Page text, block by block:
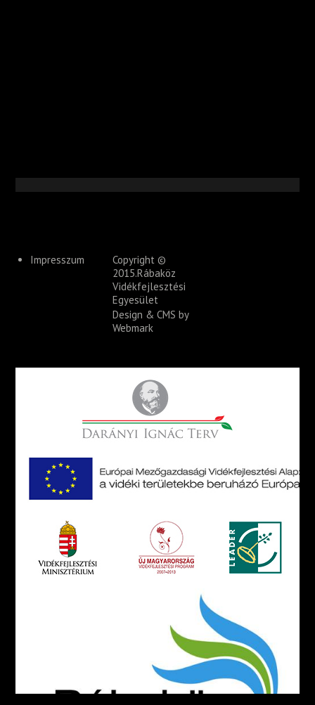
Impresszum
Copyright ©
2015.Rábaköz
Vidékfejlesztési
Egyesület
Design & CMS by
Webmark